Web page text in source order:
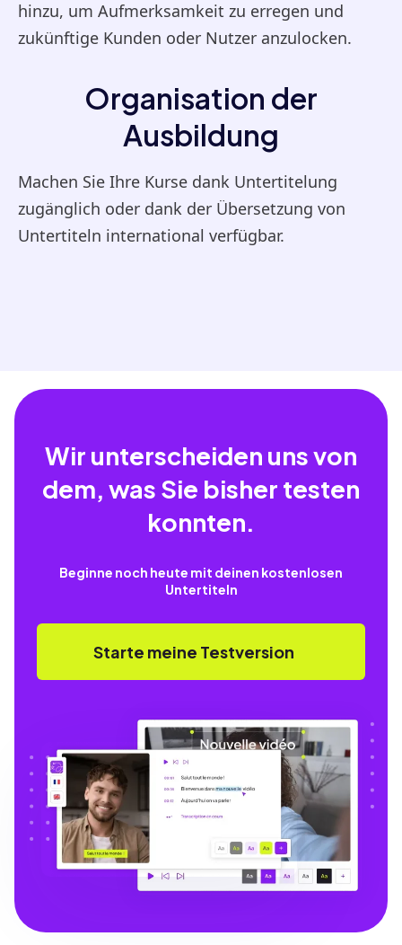
hinzu, um Aufmerksamkeit zu erregen und
zukünftige Kunden oder Nutzer anzulocken.
Organisation der
Ausbildung
Machen Sie Ihre Kurse dank Untertitelung
zugänglich oder dank der Übersetzung von
Untertiteln international verfügbar.
Wir unterscheiden uns von
dem, was Sie bisher testen
konnten.
Beginne noch heute mit deinen kostenlosen
Untertiteln
Starte meine Testversion